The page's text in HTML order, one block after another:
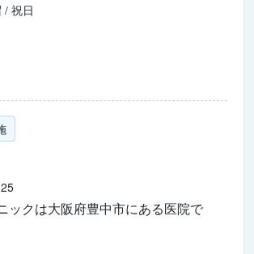
/ 祝日
ックは大阪府豊中市にある医院で